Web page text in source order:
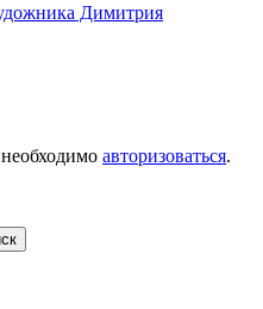
Димитрия
авторизоваться.